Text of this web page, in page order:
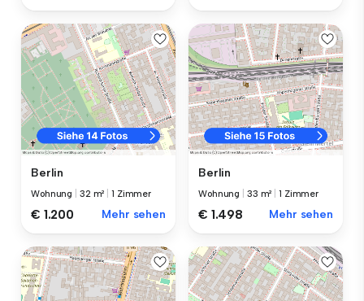
Berlin
Wohnung 32 m² |1 Zimmer
€ 1.200 Mehr sehen
Berlin
Wohnung 33 m² |1 Zimmer
€ 1.498 Mehr sehen